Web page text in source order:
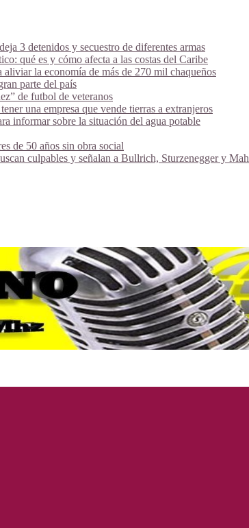
3 detenidos y secuestro de diferentes armas
qué es y cómo afecta a las costas del Caribe
la economía de más de 270 mil chaqueños
parte del país
de futbol de veteranos
una empresa que vende tierras a extranjeros
informar sobre la situación del agua potable
de 50 años sin obra social
culpables y señalan a Bullrich, Sturzenegger y